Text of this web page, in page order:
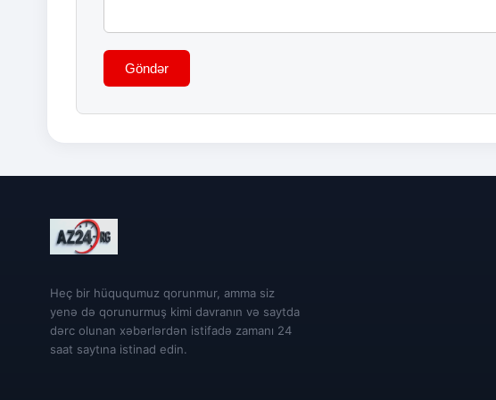
Göndər
Heç bir hüququmuz qorunmur, amma siz
yenə də qorunurmuş kimi davranın və saytda
dərc olunan xəbərlərdən istifadə zamanı 24
saat saytına istinad edin.